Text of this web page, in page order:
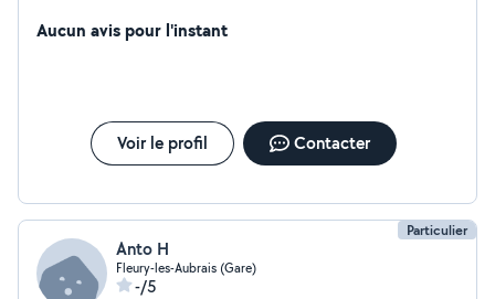
Aucun avis pour l'instant
Voir le profil Contacter
Particulier
Anto H
Fleury-les-Aubrais (Gare)
-/5